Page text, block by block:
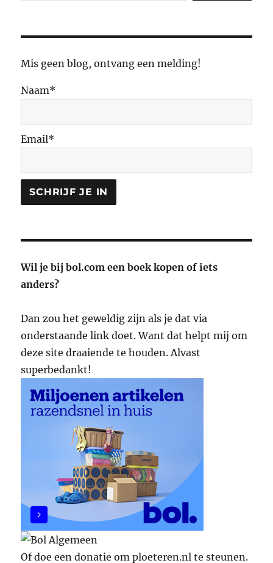
Mis geen blog, ontvang een melding!
Naam*
Email*
Wil je bij bol.com een boek kopen of iets
anders?
Dan zou het geweldig zijn als je dat via
onderstaande link doet. Want dat helpt mij om
deze site draaiende te houden. Alvast
superbedankt!
Of doe een donatie om ploeteren.nl te steunen.